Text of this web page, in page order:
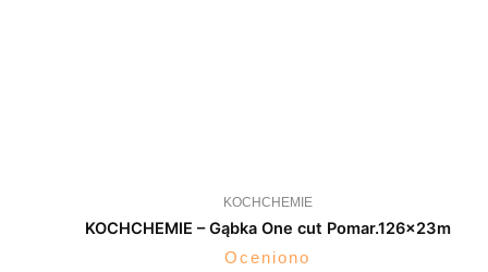
KOCHCHEMIE
KOCHCHEMIE – Gąbka One cut Pomar.126x23m
Oceniono